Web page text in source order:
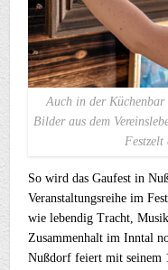
Auch in der
Bilder aus dem
Festzelt
So wird das Gaufest in
Veranstaltungsreihe im
wie lebendig Tracht,
Zusammenhalt im Inntal
Nußdorf feiert mit seinem